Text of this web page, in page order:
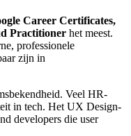
Career Certificates,
Practitioner het meest.
professionele
zijn in
Veel HR-
in tech. Het UX Design-
developers die user